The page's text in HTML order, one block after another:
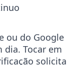
ou do Google
dia. Tocar em
solicita